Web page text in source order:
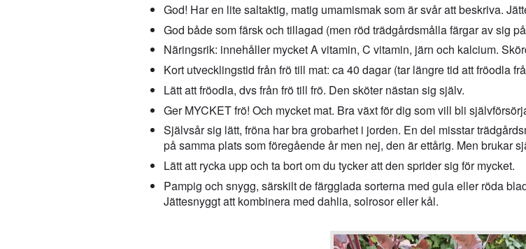
God! Har en lite saltaktig, matig umamismak som är svår att beskriva.
God både som färsk och tillagad (men röd trädgårdsmålla färgar av sig
Näringsrik: innehåller mycket A vitamin, C vitamin, järn och kalcium.
Kort utvecklingstid från frö till mat: ca 40 dagar (tar längre tid att fröodla
Lätt att fröodla, dvs från frö till frö. Den sköter nästan sig själv.
Ger MYCKET frö! Och mycket mat. Bra växt för dig som vill bli
Självsår sig lätt, fröna har bra grobarhet i jorden. En del misstar
på samma plats som föregående år men nej, den är ettårig. Men brukar
Lätt att rycka upp och ta bort om du tycker att den sprider sig för mycket.
Pampig och snygg, särskilt de färgglada sorterna med gula eller röda
Jättesnyggt att kombinera med dahlia, solrosor eller kål.